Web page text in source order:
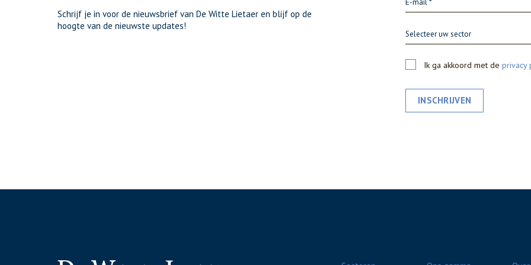
Schrijf je in voor de nieuwsbrief van De Witte Lietaer en blijf op de
hoogte van de nieuwste updates!
Selecteer uw sector
Ik ga akkoord met de privacy
INSCHRIJVEN